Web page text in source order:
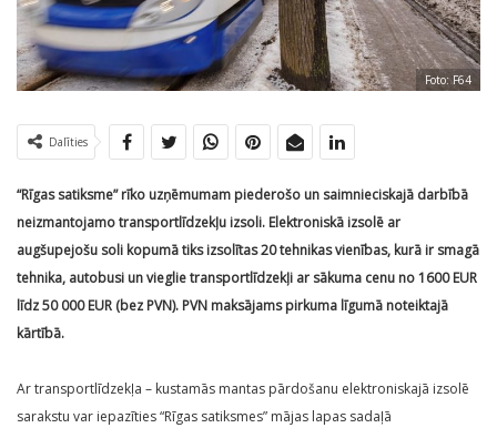
Foto: F64
Dalīties
“Rīgas satiksme” rīko uzņēmumam piederošo un saimnieciskajā darbībā
neizmantojamo transportlīdzekļu izsoli. Elektroniskā izsolē ar
augšupejošu soli kopumā tiks izsolītas 20 tehnikas vienības, kurā ir smagā
tehnika, autobusi un vieglie transportlīdzekļi ar sākuma cenu no 1600 EUR
līdz 50 000 EUR (bez PVN). PVN maksājams pirkuma līgumā noteiktajā
kārtībā.
Ar transportlīdzekļa – kustamās mantas pārdošanu elektroniskajā izsolē
sarakstu var iepazīties “Rīgas satiksmes” mājas lapas sadaļā